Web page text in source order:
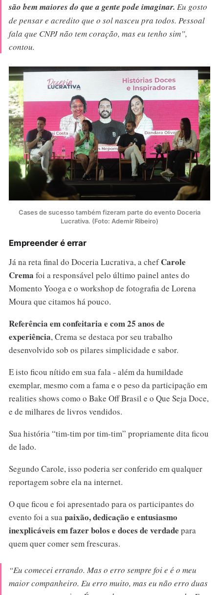
são bem maiores do que a gente pode imaginar. Eu gosto
de pensar e acredito que o sol nasceu pra todos. Pessoal
fala que CNPJ não tem coração, mas eu tenho sim”,
contou.
Cases de sucesso também fizeram parte do evento Doceria
Lucrativa. (Foto: Ademir Ribeiro)
Empreender é errar
Já na reta final do Doceria Lucrativa, a chefCarole
Crema foi a responsável pelo último painel antes do
Momento Yooga e o workshop de fotografia de Lorena
Moura que citamos há pouco.
Referência em confeitaria e com 25 anos de
experiência, Crema se destaca por seu trabalho
desenvolvido sob os pilares simplicidade e sabor.
E isto ficou nítido em sua fala - além da humildade
exemplar, mesmo com a fama e o peso da participação em
realities shows como o Bake Off Brasil e o Que Seja Doce,
e de milhares de livros vendidos.
Sua história “tim-tim por tim-tim” propriamente dita ficou
de lado.
Segundo Carole, isso poderia ser conferido em qualquer
reportagem sobre ela na internet.
O que ficou e foi apresentado para os participantes do
evento foi a suapaixão, dedicação e entusiasmo
inexplicáveis em fazer bolos e doces de verdade para
quem quer comer sem frescuras.
“Eu comecei errando. Mas o erro sempre foi e é o meu
maior companheiro. Eu erro muito, mas eu não erro duas